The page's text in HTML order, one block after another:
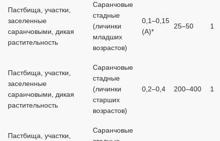
Пастбища, участки,
заселенные
саранчовыми, дикая
растительность
Саранчовые
стадные
(личинки
младших
возрастов)
0,1–0,15
(А)*
25–50 1
Пастбища, участки,
заселенные
саранчовыми, дикая
растительность
Саранчовые
стадные
(личинки
старших
возрастов)
0,2–0,4 200–400 1
Пастбища, участки,
Саранчовые